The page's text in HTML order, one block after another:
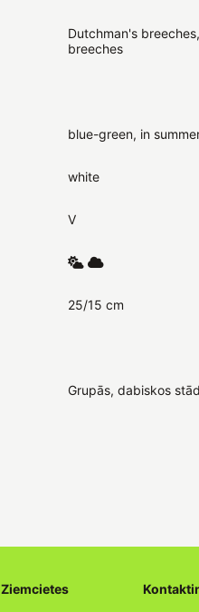
Dutchman's
breeches
blue-green, in
white
V
25/15 cm
Grupās, dabiskos
Ziemcietes